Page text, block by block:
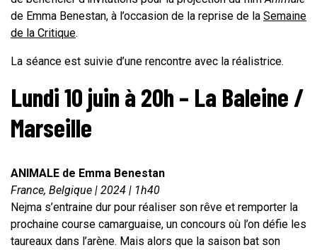
de Emma Benestan, à l’occasion de la reprise de la Semaine
de la Critique.
La séance est suivie d’une rencontre avec la réalistrice.
Lundi 10 juin à 20h – La Baleine /
Marseille
ANIMALE de Emma Benestan
France, Belgique | 2024 | 1h40
Nejma s’entraine dur pour réaliser son rêve et remporter la
prochaine course camarguaise, un concours où l’on défie les
taureaux dans l’arène. Mais alors que la saison bat son